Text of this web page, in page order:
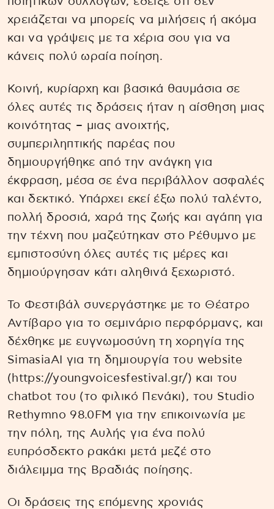
χρειάζεται να μπορείς να μιλήσεις ή ακόμα
και να γράψεις με τα χέρια σου για να
κάνεις πολύ ωραία ποίηση.
Κοινή, κυρίαρχη και βασικά θαυμάσια σε
όλες αυτές τις δράσεις ήταν η αίσθηση μιας
κοινότητας – μιας ανοιχτής,
συμπεριληπτικής παρέας που
δημιουργήθηκε από την ανάγκη για
έκφραση, μέσα σε ένα περιβάλλον ασφαλές
και δεκτικό. Υπάρχει εκεί έξω πολύ ταλέντο,
πολλή δροσιά, χαρά της ζωής και αγάπη για
την τέχνη που μαζεύτηκαν στο Ρέθυμνο με
εμπιστοσύνη όλες αυτές τις μέρες και
δημιούργησαν κάτι αληθινά ξεχωριστό.
Το Φεστιβάλ συνεργάστηκε με το Θέατρο
Αντίβαρο για το σεμινάριο περφόρμανς, και
δέχθηκε με ευγνωμοσύνη τη χορηγία της
SimasiaAI για τη δημιουργία του website
(https://youngvoicesfestival.gr/) και του
chatbot του (το φιλικό Πενάκι), του Studio
Rethymno 98.0FM για την επικοινωνία με
την πόλη, της Αυλής για ένα πολύ
ευπρόσδεκτο ρακάκι μετά μεζέ στο
διάλειμμα της Βραδιάς ποίησης.
Οι δράσεις της επόμενης χρονιάς